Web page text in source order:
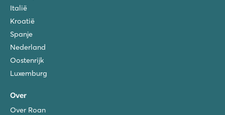
Italië
Kroatië
Spanje
Nederland
Oostenrijk
Luxemburg
Over
Over Roan